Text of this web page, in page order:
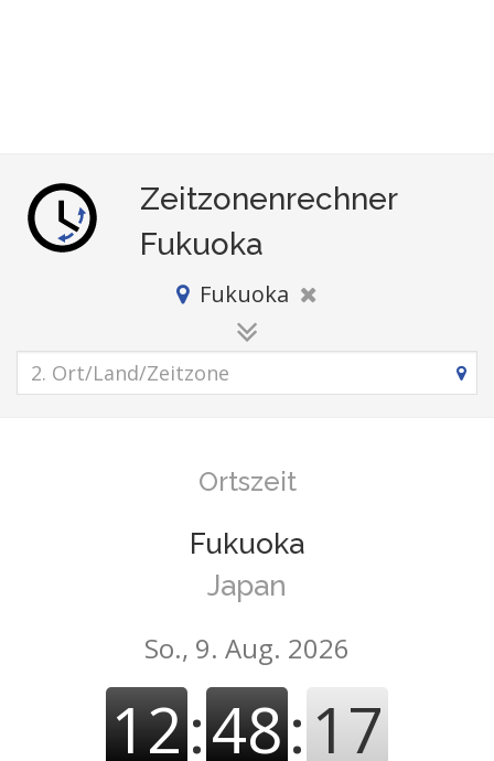
Zeitzonenrechner
Fukuoka
Fukuoka
Ortszeit
Fukuoka
Japan
So., 9. Aug. 2026
12:48:18